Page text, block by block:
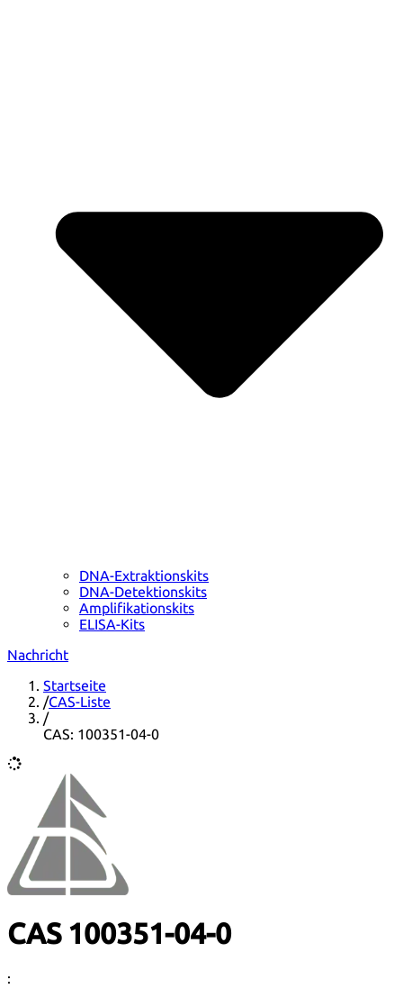
DNA-Extraktionskits
DNA-Detektionskits
Amplifikationskits
ELISA-Kits
Nachricht
Startseite
/CAS-Liste
/
CAS: 100351-04-0
CAS 100351-04-0
: